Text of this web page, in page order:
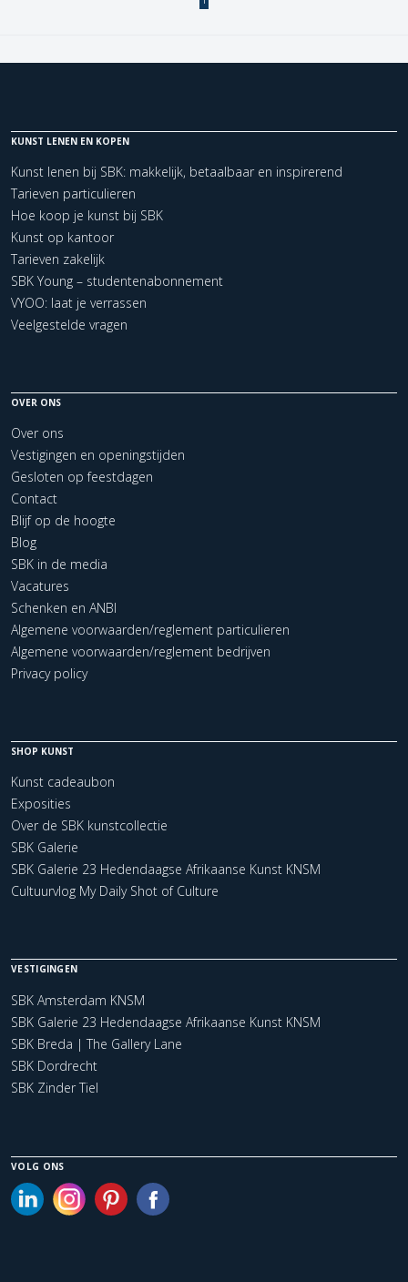
KUNST LENEN EN KOPEN
Kunst lenen bij SBK: makkelijk, betaalbaar en inspirerend
Tarieven particulieren
Hoe koop je kunst bij SBK
Kunst op kantoor
Tarieven zakelijk
SBK Young – studentenabonnement
VYOO: laat je verrassen
Veelgestelde vragen
OVER ONS
Over ons
Vestigingen en openingstijden
Gesloten op feestdagen
Contact
Blijf op de hoogte
Blog
SBK in de media
Vacatures
Schenken en ANBI
Algemene voorwaarden/reglement particulieren
Algemene voorwaarden/reglement bedrijven
Privacy policy
SHOP KUNST
Kunst cadeaubon
Exposities
Over de SBK kunstcollectie
SBK Galerie
SBK Galerie 23 Hedendaagse Afrikaanse Kunst KNSM
Cultuurvlog My Daily Shot of Culture
VESTIGINGEN
SBK Amsterdam KNSM
SBK Galerie 23 Hedendaagse Afrikaanse Kunst KNSM
SBK Breda | The Gallery Lane
SBK Dordrecht
SBK Zinder Tiel
VOLG ONS